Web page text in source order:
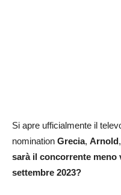
Si apre ufficialmente il
nomination Grecia, Arnold,
sarà il concorrente meno
settembre 2023?